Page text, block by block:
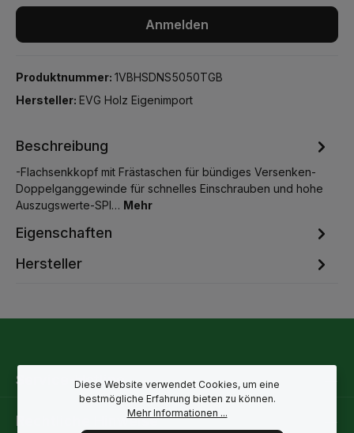
Anmelden
Produktnummer: 1VBHSDNS5050TGB
Hersteller: EVG Holz Eigenimport
Beschreibung
-Flachsenkkopf mit Frästaschen für bündiges Versenken-
Doppelganggewinde für schnelles Einschrauben und hohe
Auszugswerte-SPI… Mehr
Eigenschaften
Hersteller
Service-Hotline
Rechtliche Hinweise
Diese Website verwendet Cookies, um eine
bestmögliche Erfahrung bieten zu können.
Mehr Informationen ...